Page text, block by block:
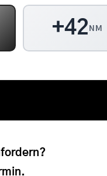
+42 NM